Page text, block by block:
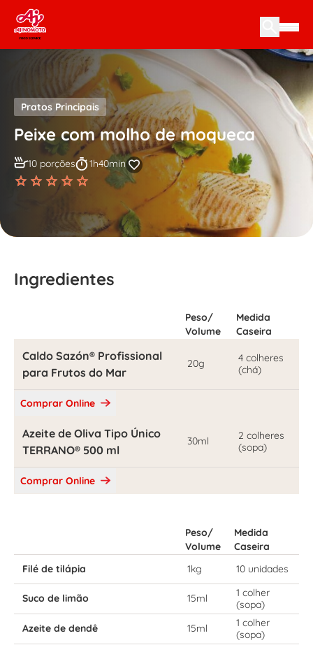
Skip to content
Pratos Principais
Peixe com molho de moqueca
10 porções 1h40min
Ingredientes
Peso/
Volume
Medida
Caseira
Caldo Sazón® Profissional
para Frutos do Mar
20g
4 colheres
(chá)
Comprar Online
Azeite de Oliva Tipo Único
TERRANO® 500 ml
30ml
2 colheres
(sopa)
Comprar Online
Peso/
Volume
Medida
Caseira
Filé de tilápia
1kg 10 unidades
Suco de limão 15ml
1 colher
(sopa)
Azeite de dendê
15ml
1 colher
(sopa)